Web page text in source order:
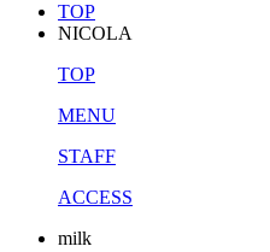
TOP
NICOLA
TOP
MENU
STAFF
ACCESS
milk